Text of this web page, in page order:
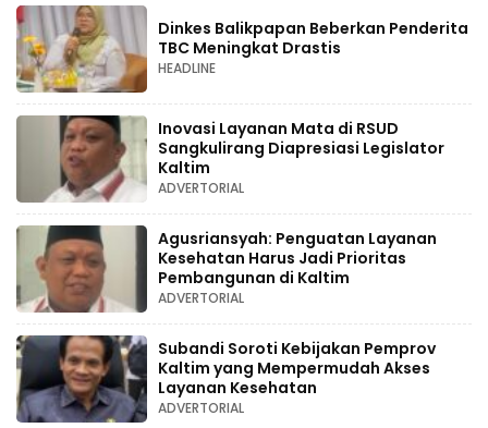
Dinkes Balikpapan Beberkan Penderita
TBC Meningkat Drastis
HEADLINE
Inovasi Layanan Mata di RSUD
Sangkulirang Diapresiasi Legislator
Kaltim
ADVERTORIAL
Agusriansyah: Penguatan Layanan
Kesehatan Harus Jadi Prioritas
Pembangunan di Kaltim
ADVERTORIAL
Subandi Soroti Kebijakan Pemprov
Kaltim yang Mempermudah Akses
Layanan Kesehatan
ADVERTORIAL